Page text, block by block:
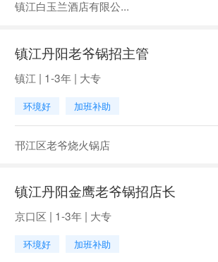
镇江白玉兰酒店有限公...
镇江丹阳老爷锅招主管
镇江 | 1-3年 | 大专
环境好 加班补助
邗江区老爷烧火锅店
镇江丹阳金鹰老爷锅招店长
京口区 | 1-3年 | 大专
环境好 加班补助